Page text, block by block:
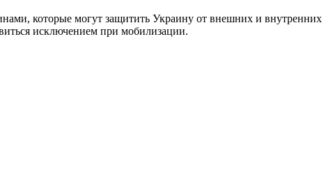
которые могут защитить Украину от внешних и внутренних
исключением при мобилизации.